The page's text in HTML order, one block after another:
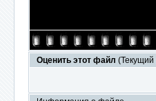
Оценить этот файл (Текущий